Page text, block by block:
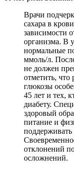
Врачи
сахара в
зависимости
организма. В
нормальные
ммоль/л.
не должен
отметить, что
глюкозы
45 лет и тех,
диабету.
здоровый
питание и
поддерживать
отклонений
осложнений.